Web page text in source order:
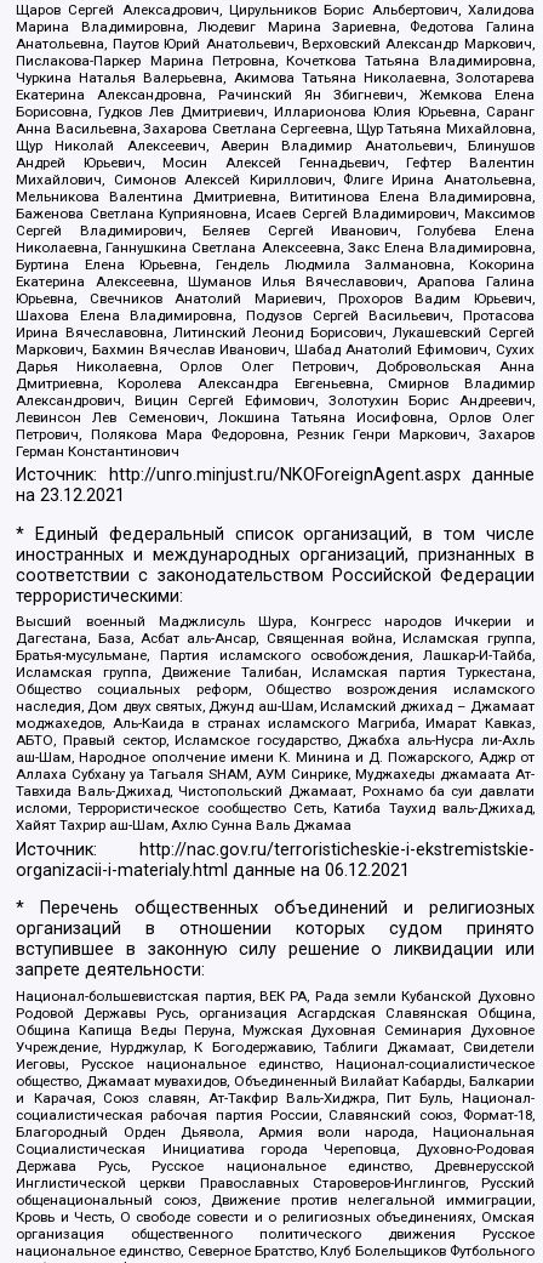
Щаров Сергей Алексадрович, Цирульников Борис Альбертович, Халидова
Марина Владимировна, Людевиг Марина Зариевна, Федотова Галина
Анатольевна, Паутов Юрий Анатольевич, Верховский Александр Маркович,
Пислакова-Паркер Марина Петровна, Кочеткова Татьяна Владимировна,
Чуркина Наталья Валерьевна, Акимова Татьяна Николаевна, Золотарева
Екатерина Александровна, Рачинский Ян Збигневич, Жемкова Елена
Борисовна, Гудков Лев Дмитриевич, Илларионова Юлия Юрьевна, Саранг
Анна Васильевна, Захарова Светлана Сергеевна, Щур Татьяна Михайловна,
Щур Николай Алексеевич, Аверин Владимир Анатольевич, Блинушов
Андрей Юрьевич, Мосин Алексей Геннадьевич, Гефтер Валентин
Михайлович, Симонов Алексей Кириллович, Флиге Ирина Анатольевна,
Мельникова Валентина Дмитриевна, Вититинова Елена Владимировна,
Баженова Светлана Куприяновна, Исаев Сергей Владимирович, Максимов
Сергей Владимирович, Беляев Сергей Иванович, Голубева Елена
Николаевна, Ганнушкина Светлана Алексеевна, Закс Елена Владимировна,
Буртина Елена Юрьевна, Гендель Людмила Залмановна, Кокорина
Екатерина Алексеевна, Шуманов Илья Вячеславович, Арапова Галина
Юрьевна, Свечников Анатолий Мариевич, Прохоров Вадим Юрьевич,
Шахова Елена Владимировна, Подузов Сергей Васильевич, Протасова
Ирина Вячеславовна, Литинский Леонид Борисович, Лукашевский Сергей
Маркович, Бахмин Вячеслав Иванович, Шабад Анатолий Ефимович, Сухих
Дарья Николаевна, Орлов Олег Петрович, Добровольская Анна
Дмитриевна, Королева Александра Евгеньевна, Смирнов Владимир
Александрович, Вицин Сергей Ефимович, Золотухин Борис Андреевич,
Левинсон Лев Семенович, Локшина Татьяна Иосифовна, Орлов Олег
Петрович, Полякова Мара Федоровна, Резник Генри Маркович, Захаров
Герман Константинович
Источник: http://unro.minjust.ru/NKOForeignAgent.aspxданные
на23.12.2021
* Единый федеральный список организаций, в том числе
иностранных и международных организаций, признанных в
соответствии с законодательством Российской Федерации
террористическими:
Высший военный Маджлисуль Шура, Конгресс народов Ичкерии и
Дагестана, База, Асбат аль-Ансар, Священная война, Исламская группа,
Братья-мусульмане, Партия исламского освобождения, Лашкар-И-Тайба,
Исламская группа, Движение Талибан, Исламская партия Туркестана,
Общество социальных реформ, Общество возрождения исламского
наследия, Дом двух святых, Джунд аш-Шам, Исламский джихад – Джамаат
моджахедов, Аль-Каида в странах исламского Магриба, Имарат Кавказ,
АБТО, Правый сектор, Исламское государство, Джабха аль-Нусра ли-Ахль
аш-Шам, Народное ополчение имени К. Минина и Д. Пожарского, Аджр от
Аллаха Субхану уа Тагьаля SHAM, АУМ Синрике, Муджахеды джамаата Ат-
Тавхида Валь-Джихад, Чистопольский Джамаат, Рохнамо ба суи давлати
исломи, Террористическое сообщество Сеть, Катиба Таухид валь-Джихад,
Хайят Тахрир аш-Шам, Ахлю Сунна Валь Джамаа
Источник:
http://nac.gov.ru/terroristicheskie-i-ekstremistskie-
organizacii-i-materialy.html данные на06.12.2021
* Перечень общественных объединений и религиозных
организаций в отношении которых судом принято
вступившее в законную силу решение о ликвидации или
запрете деятельности:
Национал-большевистская партия, ВЕК РА, Рада земли Кубанской Духовно
Родовой Державы Русь, организация Асгардская Славянская Община,
Община Капища Веды Перуна, Мужская Духовная Семинария Духовное
Учреждение, Нурджулар, К Богодержавию, Таблиги Джамаат, Свидетели
Иеговы, Русское национальное единство, Национал-социалистическое
общество, Джамаат мувахидов, Объединенный Вилайат Кабарды, Балкарии
и Карачая, Союз славян, Ат-Такфир Валь-Хиджра, Пит Буль, Национал-
социалистическая рабочая партия России, Славянский союз, Формат-18,
Благородный Орден Дьявола, Армия воли народа, Национальная
Социалистическая Инициатива города Череповца, Духовно-Родовая
Держава Русь, Русское национальное единство, Древнерусской
Инглистической церкви Православных Староверов-Инглингов, Русский
общенациональный союз, Движение против нелегальной иммиграции,
Кровь и Честь, О свободе совести и о религиозных объединениях, Омская
организация общественного политического движения Русское
национальное единство, Северное Братство, Клуб Болельщиков Футбольного